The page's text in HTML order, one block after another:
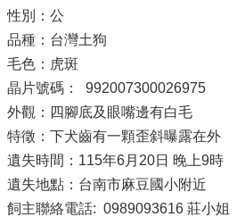
性別：公
品種：台灣土狗
毛色：虎斑
晶片號碼： 992007300026975
外觀：四腳底及眼嘴邊有白毛
特徵：下犬齒有一顆歪斜曝露在外
遺失時間：115年6月20日 晚上9時
遺失地點：台南市麻豆國小附近
飼主聯絡電話: 0989093616 莊小姐